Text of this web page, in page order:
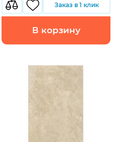
Заказ в 1 клик
В корзину